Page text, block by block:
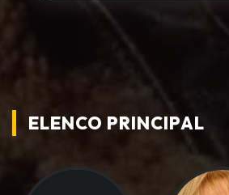
ELENCO PRINCIPAL